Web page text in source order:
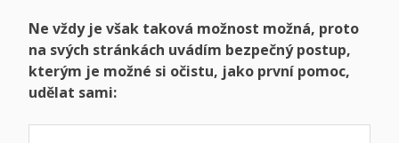
Ne vždy je však taková možnost možná, proto
na svých stránkách uvádím bezpečný postup,
kterým je možné si očistu, jako první pomoc,
udělat sami: